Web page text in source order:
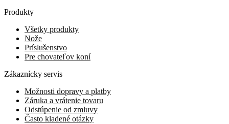
Produkty
Všetky produkty
Nože
Príslušenstvo
Pre chovateľov koní
Zákaznícky servis
Možnosti dopravy a platby
Záruka a vrátenie tovaru
Odstúpenie od zmluvy
Často kladené otázky